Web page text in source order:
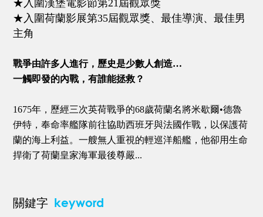
★入圍漢堡電影節第21屆觀眾獎
★入圍荷蘭影展第35屆觀眾獎、最佳導演、最佳男
主角
戰爭由許多人進行，歷史是少數人創造…
一觸即發的內戰，有誰能拯救？
1675年，歷經三次英荷戰爭的68歲荷蘭名將米歇爾•德魯
伊特，奉命率艦隊前往協助西班牙與法國作戰，以保護荷
蘭的海上利益。一艘無人重視的輕巡洋船艦，他卻用生命
捍衛了荷蘭皇家海軍最後尊嚴...
關鍵字 keyword